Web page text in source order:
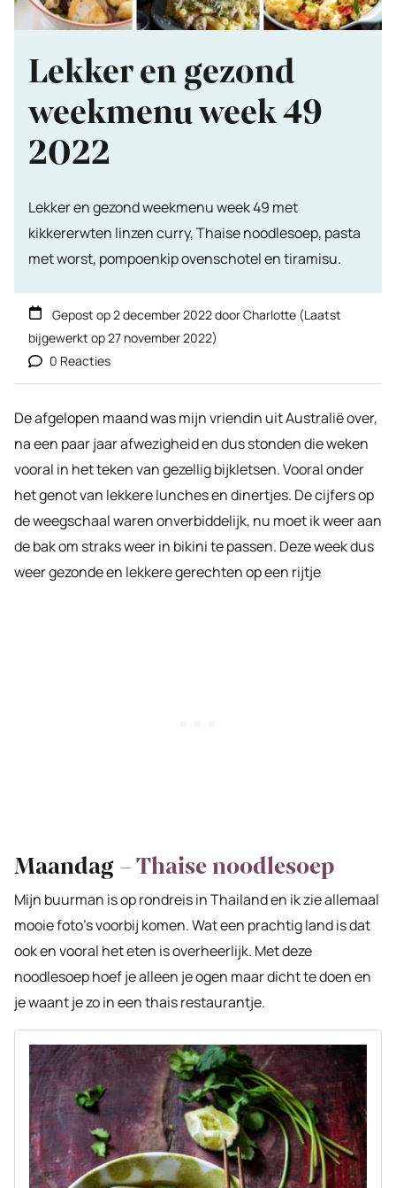
Lekker en gezond
weekmenu week 49
2022
Lekker en gezond weekmenu week 49 met
kikkererwten linzen curry, Thaise noodlesoep, pasta
met worst, pompoenkip ovenschotel en tiramisu.
Gepost op2 december 2022doorCharlotte (Laatst
bijgewerkt op27 november 2022)
0 Reacties
De afgelopen maand was mijn vriendin uit Australië over,
na een paar jaar afwezigheid en dus stonden die weken
vooral in het teken van gezellig bijkletsen. Vooral onder
het genot van lekkere lunches en dinertjes. De cijfers op
de weegschaal waren onverbiddelijk, nu moet ik weer aan
de bak om straks weer in bikini te passen. Deze week dus
weer gezonde en lekkere gerechten op een rijtje
Maandag –Thaise noodlesoep
Mijn buurman is op rondreis in Thailand en ik zie allemaal
mooie foto’s voorbij komen. Wat een prachtig land is dat
ook en vooral het eten is overheerlijk. Met deze
noodlesoep hoef je alleen je ogen maar dicht te doen en
je waant je zo in een thais restaurantje.